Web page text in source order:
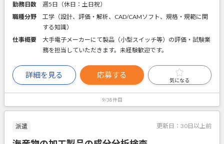
勤務日数
週5日（休日：土日祝）
職種分野
工学（設計、評価・解析、CAD/CAMソフト、規格・規範に関
する知識）
仕事概要
大手電子メーカーにて製品（小型スイッチ等）の評価・試験業
務を担当していただきます。未経験歓迎です。
詳細を見る 応募する
気になる
9/38件目
派遣 更新日： 30日以上前